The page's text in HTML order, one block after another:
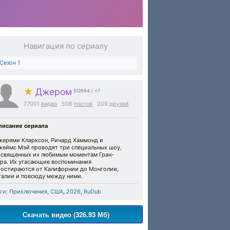
Навигация по сериалу
Сезон 1
★ Джером 512694 +7
77001 видео 506 постов 209 друзей
сериала
Кларксон, Ричард Хаммонд и
Мэй проводят три специальных шоу,
их любимым моментам Гран-
Их угасающие воспоминания
от Калифорнии до Монголии,
и повсюду между ними.
Приключения, США, 2026, RuDub
Скачать видео (326.93 Мб)